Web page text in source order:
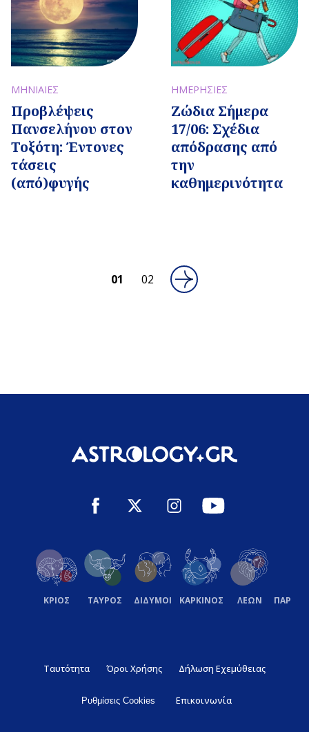
ΜΗΝΙΑΙΕΣ
Προβλέψεις
Πανσελήνου στον
Τοξότη: Έντονες
τάσεις
(από)φυγής
ΗΜΕΡΗΣΙΕΣ
Ζώδια Σήμερα
17/06: Σχέδια
απόδρασης από
την
καθημερινότητα
01 02
ΚΡΙΟΣ ΤΑΥΡΟΣ ΔΙΔΥΜΟΙ ΚΑΡΚΙΝΟΣ ΛΕΩΝ
Ταυτότητα Όροι Χρήσης Δήλωση Εχεμύθειας
Ρυθμίσεις Cookies Επικοινωνία